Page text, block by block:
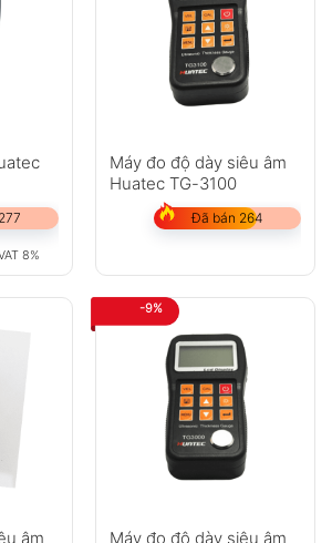
8%
Máy đo độ dày siêu âm
Huatec TG-3100
Đã bán 264
âm
-9%
Máy đo độ dày siêu âm